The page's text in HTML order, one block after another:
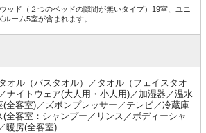
ッド（２つのベッドの隙間が無いタイプ）19室、ユニ
ーム5室が含まれます。
オル（バスタオル）／タオル（フェイスタオ
ナイトウェア(大人用・小人用)／加湿器／温水
全客室)／ズボンプレッサー／テレビ／冷蔵庫
(全客室：シャンプー／リンス／ボディーシャ
暖房(全客室)